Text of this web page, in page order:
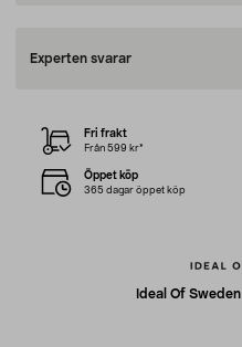
Experten svarar
Ideal Of Sweden
Fri frakt
Från 599 kr*
Öppet köp
365 dagar öppet köp